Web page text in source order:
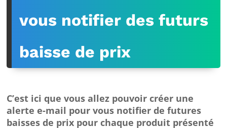
vous notifier des futurs
baisse de prix
C’est ici que vous allez pouvoir créer une
alerte e-mail pour vous notifier de futures
baisses de prix pour chaque produit présenté